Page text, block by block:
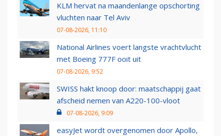
KLM hervat na maandenlange opschorting
vluchten naar Tel Aviv
07-08-2026, 11:10
National Airlines voert langste vrachtvlucht
met Boeing 777F ooit uit
07-08-2026, 9:52
SWISS hakt knoop door: maatschappij gaat
afscheid nemen van A220-100-vloot
07-08-2026, 9:09
easyJet wordt overgenomen door Apollo,